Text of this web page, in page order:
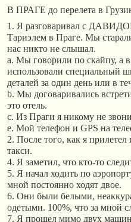
В ПРАГЕ до перелета в
1. Я разговаривал с
Тариэлем в Праге. Мы
нас никто не слышал.
a. Мы говорили по скайпу, а
использовали специальный
деталей за один день или в
b. Мы договаривались
это отель.
c. Из Праги я никому не
e. Мой телефон и GPS на
2. После того, как я
такси.
4. Я заметил, что кто-то
5. Я начал ходить по
мной постоянно ходят двое.
6. Они были белыми,
одетыми. 100%, что за мной
7. Я прошел мимо двух машин